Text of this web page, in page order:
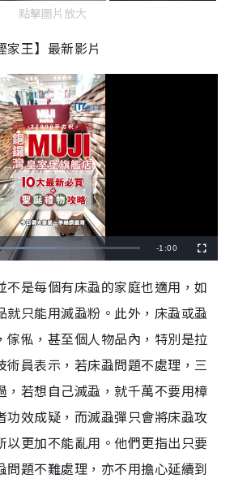
點擊圖片放大
家王】最新影片
L
o
e
d
5
4
0
0
%
R
a
i
n
i
n
g
T
-1:00
u
s
c
e
e
不是每個有床蝨的家庭也適用，如
就只能用滅蝨粉。此外，床蝨或蝨
傢俬，甚至個人物品內，特別是拉
術員表示，若床蝨問題不處理，三
，若想自己滅蝨，就千萬不要用樟
功效成疑，而滅蝨彈只會將床蝨攻
以更加不能亂用。他們更指出只要
問題不難處理，亦不用擔心延續到